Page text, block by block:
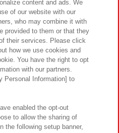
リティ サイトポリシー
アクセシビリティ方針と検証結果
よくあるご質問・お問い合わせ
content and ads. We
of our website with our
who may combine it with
provided to them or that they
their services. Please click
how we use cookies and
You have the right to opt
with our partners.
Personal Information] to
enabled the opt-out
to allow the sharing of
the following setup banner,